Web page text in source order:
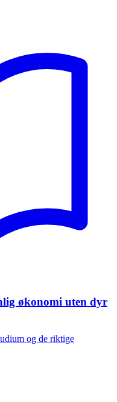
økonomi uten dyr
og de riktige